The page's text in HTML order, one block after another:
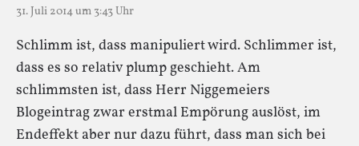
31. Juli 2014 um 3:43 Uhr
Schlimm ist, dass manipuliert wird. Schlimmer ist,
dass es so relativ plump geschieht. Am
schlimmsten ist, dass Herr Niggemeiers
Blogeintrag zwar erstmal Empörung auslöst, im
Endeffekt aber nur dazu führt, dass man sich bei